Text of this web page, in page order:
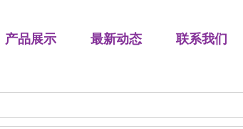
产品展示 最新动态 联系我们